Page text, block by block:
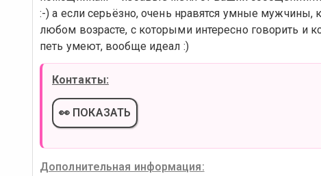
:-) а если серьёзно, очень нравятся умные мужчины,
любом возрасте, с которыми интересно говорить и
петь умеют, вообще идеал :)
Контакты:
👀 ПОКАЗАТЬ
Дополнительная информация: